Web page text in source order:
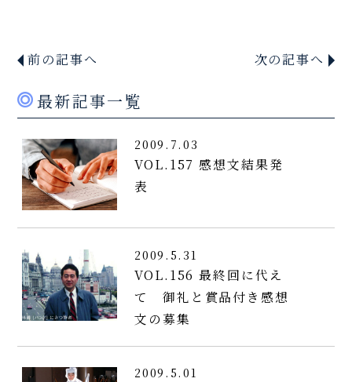
前の記事へ 次の記事へ
最新記事一覧
2009.7.03
VOL.157 感想文結果発
表
2009.5.31
VOL.156 最終回に代え
て 御礼と賞品付き感想
文の募集
2009.5.01